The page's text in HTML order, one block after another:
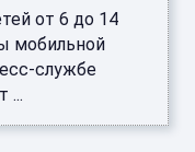
от 6 до 14
мобильной
службе
...